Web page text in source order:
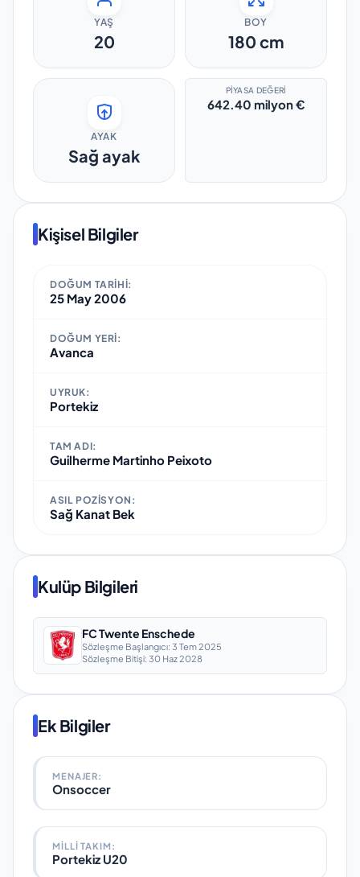
YAŞ
20
BOY
180 cm
AYAK
Sağ ayak
PIYASA DEĞERI
642.40 milyon €
Kişisel Bilgiler
DOĞUM TARIHI:
25 May 2006
DOĞUM YERI:
Avanca
UYRUK:
Portekiz
TAM ADI:
Guilherme Martinho Peixoto
ASIL POZISYON:
Sağ Kanat Bek
Kulüp Bilgileri
FC Twente Enschede
Sözleşme Başlangıcı: 3 Tem 2025
Sözleşme Bitişi: 30 Haz 2028
Ek Bilgiler
MENAJER:
Onsoccer
MILLI TAKIM :
Portekiz U20